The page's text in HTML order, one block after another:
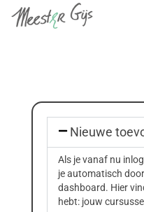
Nieuwe
Als je vanaf nu
je automatisch
dashboard. Hier
hebt: jouw